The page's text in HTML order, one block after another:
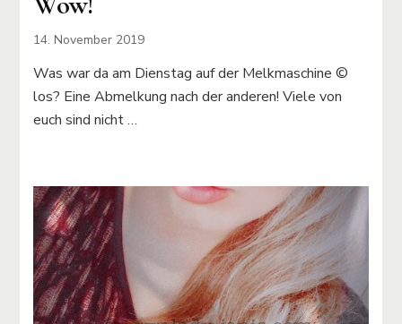
14. November 2019
Was war da am Dienstag auf der Melkmaschine ©️
los? Eine Abmelkung nach der anderen! Viele von
euch sind nicht …